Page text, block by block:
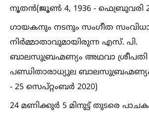
നൂതൻ(ജൂണ്‍ 4, 1936 - ഫെബ്രുവരി
ഗായകനും നടനും സംഗീത
നിർമ്മാതാവുമായിരുന്ന എസ്. പി.
ബാലസുബ്രഹ്മണ്യം അഥവാ ശ്രീപതി
പണ്ഡിതാരാധ്യുല
- 25 സെപ്റ്റംബർ 2020)
24 മണിക്കുർ 5 മിനുട്ട് തുടരെ